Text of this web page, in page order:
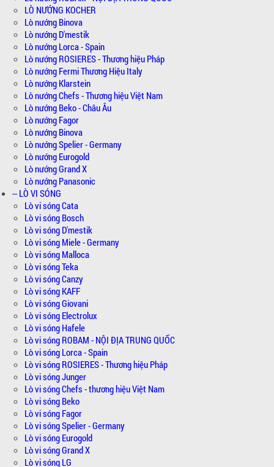
LÒ NƯỚNG KOCHER
Lò nướng Binova
Lò nướng D'mestik
Lò nướng Lorca - Spain
Lò nướng ROSIERES - Thương hiệu Pháp
Lò nướng Fermi Thương Hiệu Italy
Lò nướng Klarstein
Lò nướng Chefs - Thương hiệu Việt Nam
Lò nướng Beko - Châu Âu
Lò nướng Fagor
Lò nướng Binova
Lò nướng Spelier - Germany
Lò nướng Eurogold
Lò nướng Grand X
Lò nướng Panasonic
-- LÒ VI SÓNG
Lò vi sóng Cata
Lò vi sóng Bosch
Lò vi sóng D'mestik
Lò vi sóng Miele - Germany
Lò vi sóng Malloca
Lò vi sóng Teka
Lò vi sóng Canzy
Lò vi sóng KAFF
Lò vi sóng Giovani
Lò vi sóng Electrolux
Lò vi sóng Hafele
Lò vi sóng ROBAM - NỘI ĐỊA TRUNG QUỐC
Lò vi sóng Lorca - Spain
Lò vi sóng ROSIERES - Thương hiệu Pháp
Lò vi sóng Junger
Lò vi sóng Chefs - thương hiệu Việt Nam
Lò vi sóng Beko
Lò vi sóng Fagor
Lò vi sóng Spelier - Germany
Lò vi sóng Eurogold
Lò vi sóng Grand X
Lò vi sóng LG